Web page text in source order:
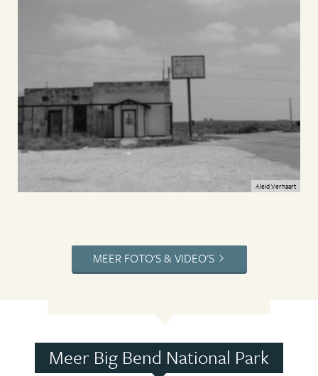
Aleid Verhaart
MEER FOTO'S & VIDEO'S
Meer Big Bend National Park